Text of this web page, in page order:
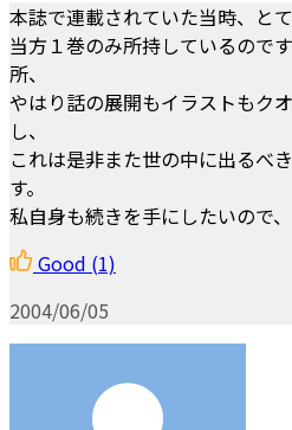
本誌で連載されていた当時、と
当方１巻のみ所持しているので
所、
やはり話の展開もイラストもク
し、
これは是非また世の中に出るべ
す。
私自身も続きを手にしたいので
Good (1)
2004/06/05